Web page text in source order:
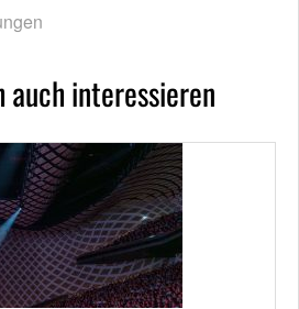
auch interessieren